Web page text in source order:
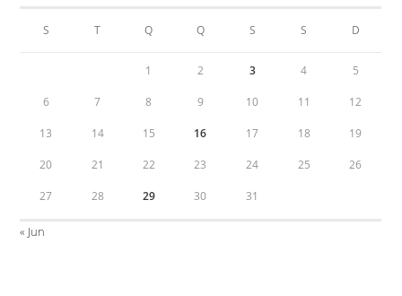
S T Q Q S S D
1 2 3 4 5
6 7 8 9 10 11 12
13 14 15 16 17 18 19
20 21 22 23 24 25 26
27 28 29 30 31
« Jun